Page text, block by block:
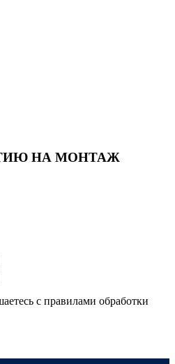
НА МОНТАЖ
с правилами обработки